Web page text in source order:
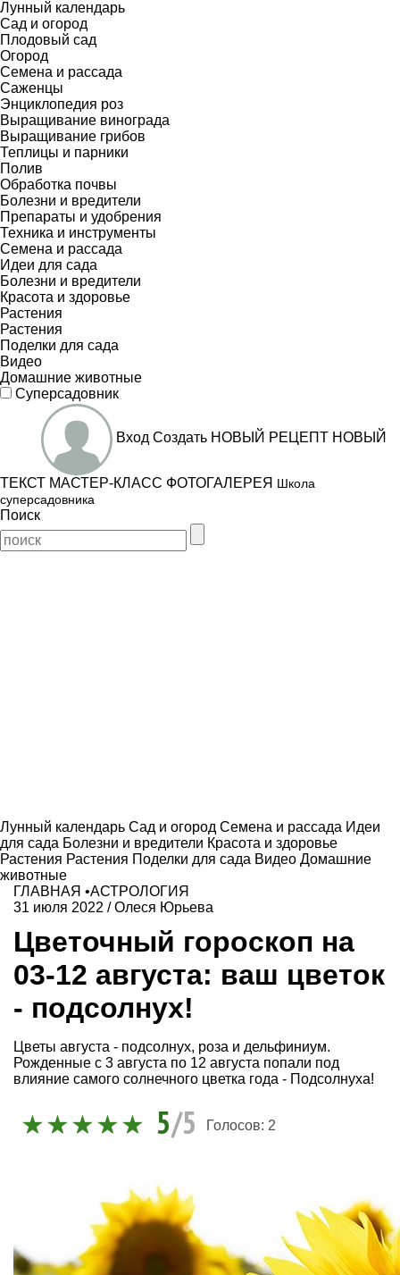
Лунный календарь
Сад и огород
Плодовый сад
Огород
Семена и рассада
Саженцы
Энциклопедия роз
Выращивание винограда
Выращивание грибов
Теплицы и парники
Полив
Обработка почвы
Болезни и вредители
Препараты и удобрения
Техника и инструменты
Семена и рассада
Идеи для сада
Болезни и вредители
Красота и здоровье
Растения
Растения
Поделки для сада
Видео
Домашние животные
Суперсадовник
Вход Создать НОВЫЙ РЕЦЕПТ НОВЫЙ
ТЕКСТ МАСТЕР-КЛАСС ФОТОГАЛЕРЕЯ Школа
суперсадовника
Поиск
Лунный календарь Сад и огород Семена и рассада Идеи
для сада Болезни и вредители Красота и здоровье
Растения Растения Поделки для сада Видео Домашние
животные
ГЛАВНАЯ •АСТРОЛОГИЯ
31 июля 2022 /Олеся Юрьева
Цветочный гороскоп на
03-12 августа: ваш цветок
- подсолнух!
Цветы августа - подсолнух, роза и дельфиниум.
Рожденные с 3 августа по 12 августа попали под
влияние самого солнечного цветка года - Подсолнуха!
5/5 Голосов: 2